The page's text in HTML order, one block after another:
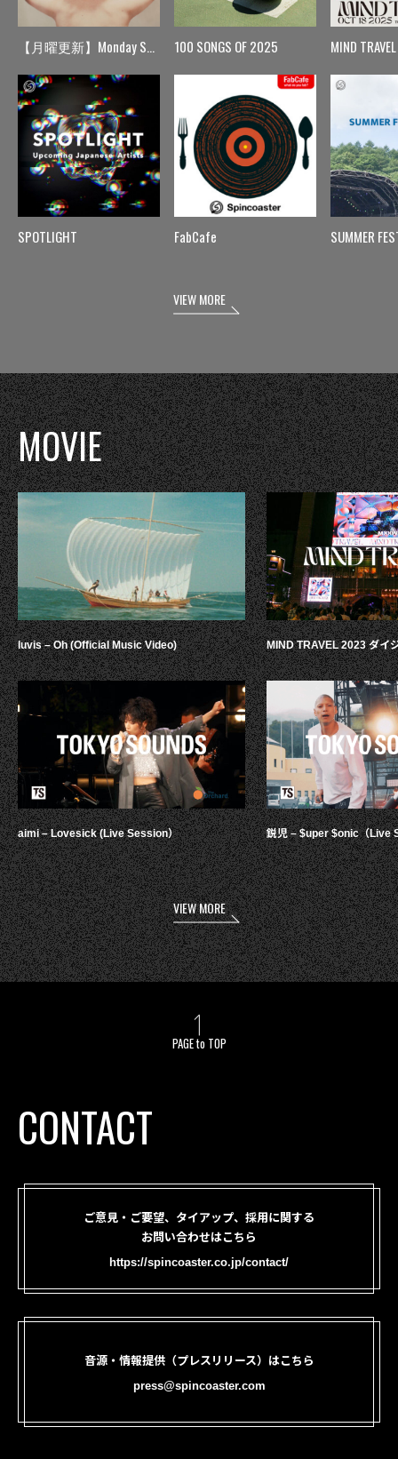
【月曜更新】Monday Spin
SPOTLIGHT
100 SONGS OF 2025
FabCafe
MIND TRAVEL
SUMMER
VIEW MORE
MOVIE
luvis – Oh (Official Music Video)
aimi – Lovesick (Live Session）
MIND TRAVEL 2023 ダイ
鋭児 – $uper $onic（Live
VIEW MORE
PAGE to TOP
CONTACT
ご意見・ご要望、タイアップ、採用に関する
お問い合わせはこちら
https://spincoaster.co.jp/contact/
音源・情報提供（プレスリリース）はこちら
press@spincoaster.com